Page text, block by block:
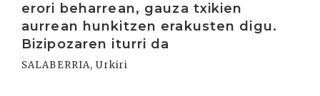
erori beharrean, gauza txikien
aurrean hunkitzen erakusten digu.
Bizipozaren iturri da
SALABERRIA, Urkiri